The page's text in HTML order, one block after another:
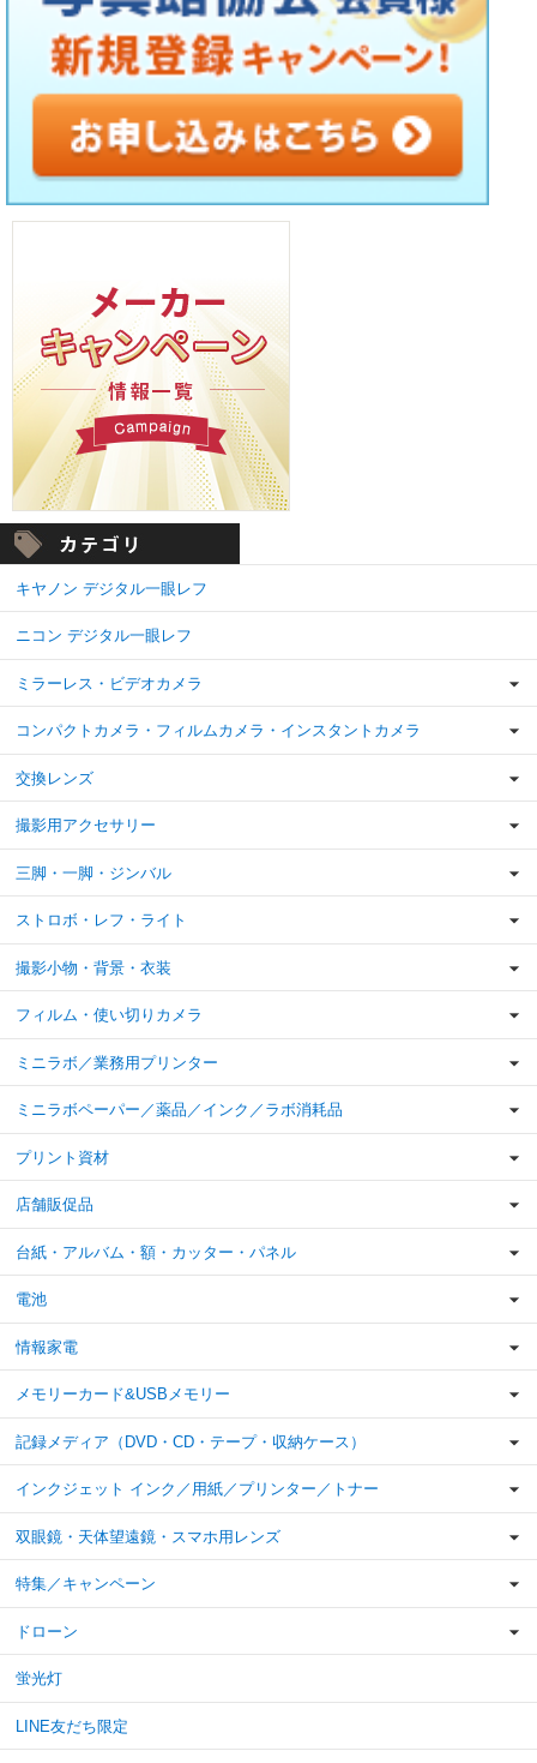
キヤノン デジタル一眼レフ
ニコン デジタル一眼レフ
ミラーレス・ビデオカメラ
コンパクトカメラ・フィルムカメラ・インスタントカメラ
交換レンズ
撮影用アクセサリー
三脚・一脚・ジンバル
ストロボ・レフ・ライト
撮影小物・背景・衣装
フィルム・使い切りカメラ
ミニラボ／業務用プリンター
ミニラボペーパー／薬品／インク／ラボ消耗品
プリント資材
店舗販促品
台紙・アルバム・額・カッター・パネル
電池
情報家電
メモリーカード&USBメモリー
記録メディア（DVD・CD・テープ・収納ケース）
インクジェット インク／用紙／プリンター／トナー
双眼鏡・天体望遠鏡・スマホ用レンズ
特集／キャンペーン
ドローン
蛍光灯
LINE友だち限定